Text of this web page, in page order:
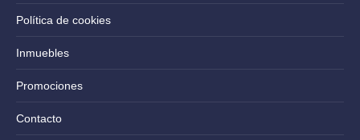
Política de cookies
Inmuebles
Promociones
Contacto